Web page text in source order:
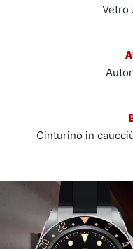
Vetro
Cinturino in